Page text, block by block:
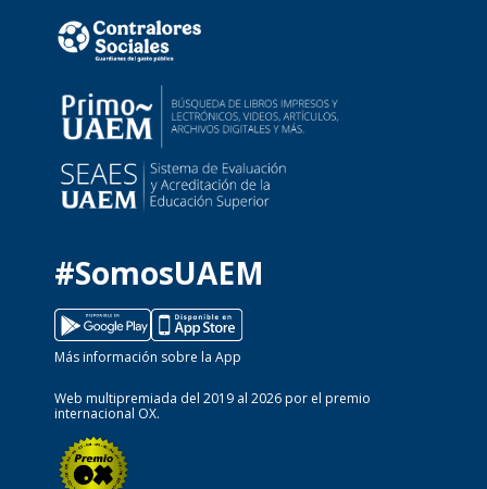
#SomosUAEM
Más información sobre la App
Web multipremiada del 2019 al 2026 por el premio
internacional OX.